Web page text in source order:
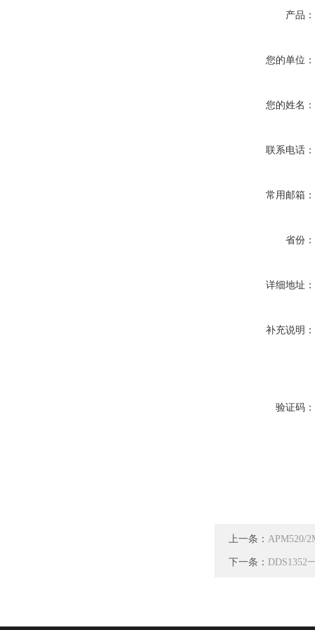
产品：
您的单位：
您的姓名：
联系电话：
常用邮箱：
省份：
详细地址：
补充说明：
验证码：
上一条： APM520/
下一条： DDS1352